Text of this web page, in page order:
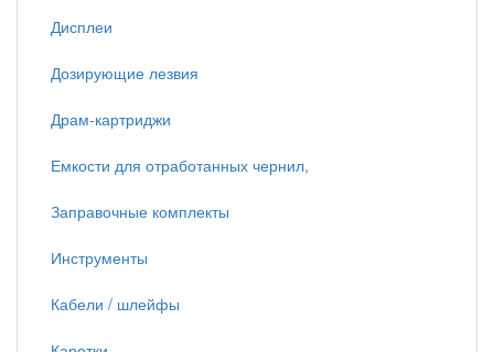
Дисплеи
Дозирующие лезвия
Драм-картриджи
Емкости для отработанных чернил,
Заправочные комплекты
Инструменты
Кабели / шлейфы